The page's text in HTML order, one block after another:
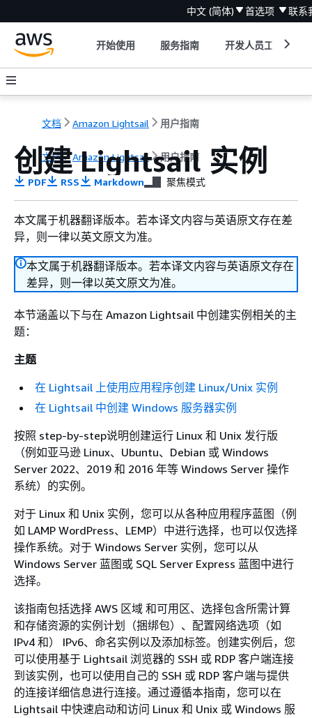
中文 (简体) 首选项 联系
开始使用 服务指南 开发人员工具
文档 Amazon Lightsail 用户指南
文档 Amazon Lightsail 用户指南
创建 Lightsail 实例
PDF RSS Markdown 聚焦模式
本文属于机器翻译版本。若本译文内容与英语原文存在差
异，则一律以英文原文为准。
本文属于机器翻译版本。若本译文内容与英语原文存在
差异，则一律以英文原文为准。
本节涵盖以下与在 Amazon Lightsail 中创建实例相关的主
题：
主题
在 Lightsail 上使用应用程序创建 Linux/Unix 实例
在 Lightsail 中创建 Windows 服务器实例
按照 step-by-step说明创建运行 Linux 和 Unix 发行版
（例如亚马逊 Linux、Ubuntu、Debian 或 Windows
Server 2022、2019 和 2016 年等 Windows Server 操作
系统）的实例。
对于 Linux 和 Unix 实例，您可以从各种应用程序蓝图（例
如 LAMP WordPress、LEMP）中进行选择，也可以仅选择
操作系统。对于 Windows Server 实例，您可以从
Windows Server 蓝图或 SQL Server Express 蓝图中进行
选择。
该指南包括选择 AWS 区域 和可用区、选择包含所需计算
和存储资源的实例计划（捆绑包）、配置网络选项（如
IPv4 和） IPv6、命名实例以及添加标签。创建实例后，您
可以使用基于 Lightsail 浏览器的 SSH 或 RDP 客户端连接
到该实例，也可以使用自己的 SSH 或 RDP 客户端与提供
的连接详细信息进行连接。通过遵循本指南，您可以在
Lightsail 中快速启动和访问 Linux 和 Unix 或 Windows 服